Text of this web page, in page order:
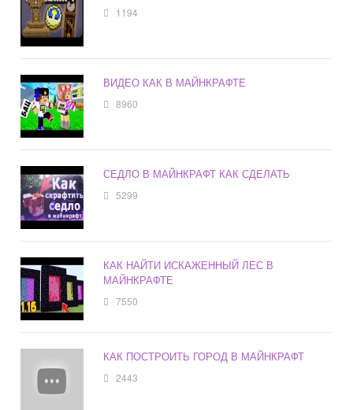
1194
ВИДЕО КАК В МАЙНКРАФТЕ
8960
СЕДЛО В МАЙНКРАФТ КАК СДЕЛАТЬ
5299
КАК НАЙТИ ИСКАЖЕННЫЙ ЛЕС В
МАЙНКРАФТЕ
7550
КАК ПОСТРОИТЬ ГОРОД В МАЙНКРАФТ
2443